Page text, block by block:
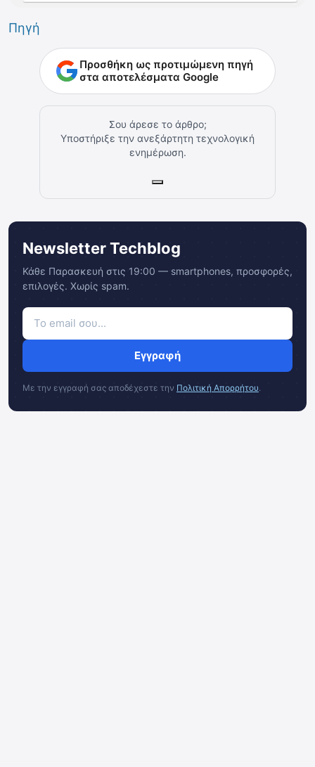
Πηγή
Προσθήκη ως προτιμώμενη πηγή
στα αποτελέσματα Google
Σου άρεσε το άρθρο;
Υποστήριξε την ανεξάρτητη τεχνολογική
ενημέρωση.
Newsletter Techblog
Κάθε Παρασκευή στις 19:00 — smartphones, προσφορές,
επιλογές. Χωρίς spam.
Εγγραφή
Με την εγγραφή σας αποδέχεστε την Πολιτική Απορρήτου.